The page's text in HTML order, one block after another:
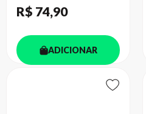
R$ 74,90
ADICIONAR